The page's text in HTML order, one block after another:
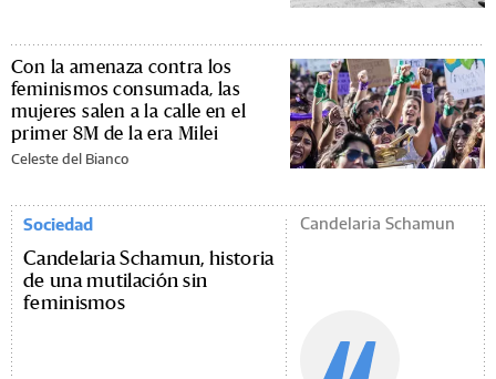
Con la amenaza contra los
feminismos consumada, las
mujeres salen a la calle en el
primer 8M de la era Milei
Celeste del Bianco
Sociedad
Candelaria Schamun, historia
de una mutilación sin
feminismos
Candelaria Schamun